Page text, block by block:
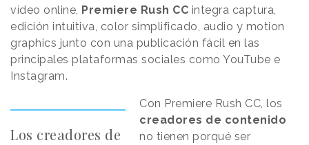
vídeo online, Premiere Rush CC integra captura,
edición intuitiva, color simplificado, audio y motion
graphics junto con una publicación fácil en las
principales plataformas sociales como YouTube e
Instagram.
Los creadores de
Con Premiere Rush CC, los
creadores de contenido
no tienen porqué ser